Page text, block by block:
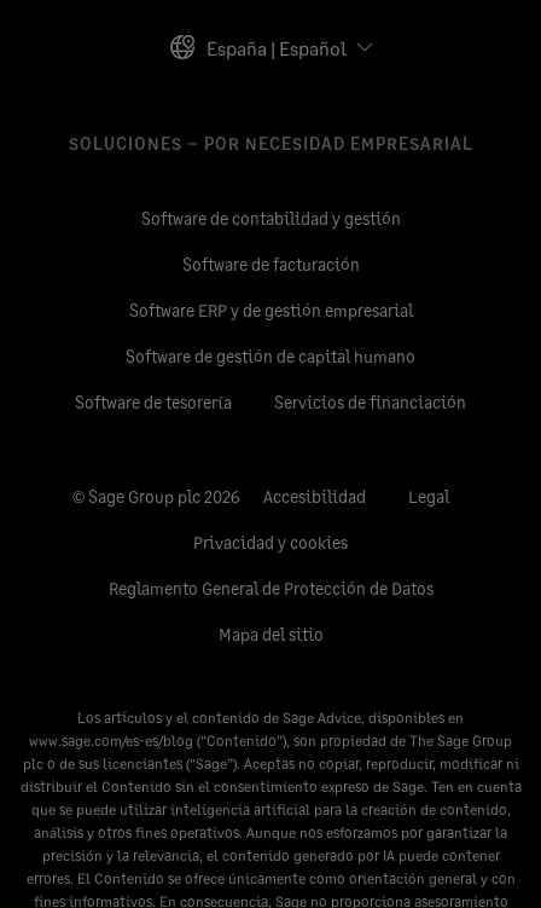
España | Español
SOLUCIONES – POR NECESIDAD EMPRESARIAL
Software de contabilidad y gestión
Software de facturación
Software ERP y de gestión empresarial
Software de gestión de capital humano
Software de tesorería Servicios de financiación
© Sage Group plc 2026 Accesibilidad Legal
Privacidad y cookies
Reglamento General de Protección de Datos
Mapa del sitio
Los artículos y el contenido de Sage Advice, disponibles en
www.sage.com/es-es/blog (“Contenido”), son propiedad de The Sage Group
plc o de sus licenciantes (“Sage”). Aceptas no copiar, reproducir, modificar ni
distribuir el Contenido sin el consentimiento expreso de Sage. Ten en cuenta
que se puede utilizar inteligencia artificial para la creación de contenido,
análisis y otros fines operativos. Aunque nos esforzamos por garantizar la
precisión y la relevancia, el contenido generado por IA puede contener
errores. El Contenido se ofrece únicamente como orientación general y con
fines informativos. En consecuencia, Sage no proporciona asesoramiento